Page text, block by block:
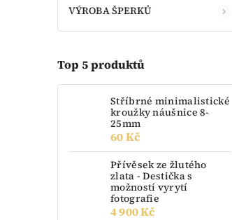
VÝROBA ŠPERKŮ
Top 5 produktů
Stříbrné minimalistické
kroužky náušnice 8-
25mm
60 Kč
Přívěsek ze žlutého
zlata - Destička s
možností vyrytí
fotografie
4 900 Kč